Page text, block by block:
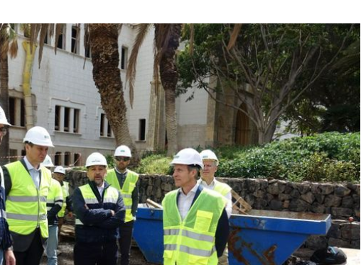
Norte
Santa Cruz | La Laguna
Islas
Cultura
Deporte y Naturaleza
Gastro
Infantil
Música
Escénicas
SALAS Y AUDITORIOS
ESPACIOS CULTURALES
LOCALES CON ACTUACIONES
COMERCIO
GASTRO
FORMATIVO
FESTIVAL TAGANANA 2026
TENERIFE PHE FESTIVAL 2026
XXVII VERANO DE CUENTO